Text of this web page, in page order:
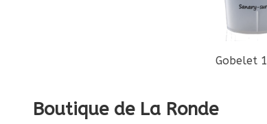
Gobelet
Boutique de La Ronde